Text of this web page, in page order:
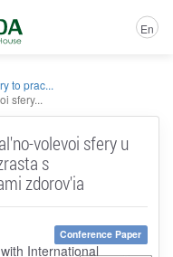
En
to prac...
sfery...
volevoi sfery u
s
zdorov'ia
Conference Paper